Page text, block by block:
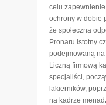
celu
ochrony w dobie
że społeczna
Pronaru istotny
podejmowaną
Liczną firmową
specjaliści,
lakierników,
na kadrze